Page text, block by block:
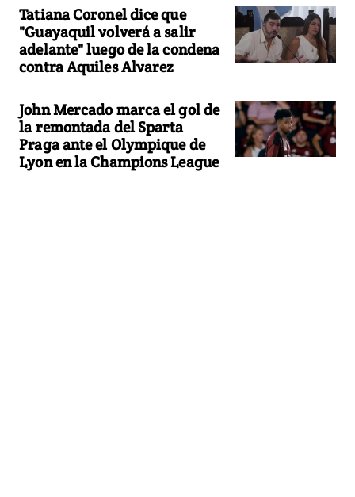
Tatiana Coronel dice que
"Guayaquil volverá a salir
adelante" luego de la condena
contra Aquiles Alvarez
John Mercado marca el gol de
la remontada del Sparta
Praga ante el Olympique de
Lyon en la Champions League